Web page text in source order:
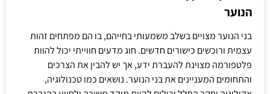
הנוער
בני הנוער מצויים בשלב משמעותי בחייהם, בו הם מפתחים זהות
עצמית ורוכשים כישורים חדשים. חוג מדעים חווייתי יכול להוות
פלטפורמה מצוינת להעברת ידע, אך יש להבין את הצרכים
והתחומים המעניינים את בני הנוער. נושאים כמו טכנולוגיה,